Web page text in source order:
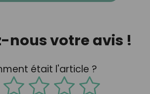
nous votre avis !
était l'article ?